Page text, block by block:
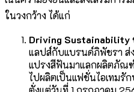
ในวงกว้าง ได้แก่
Driving Sustainability
แลปส์กับแบรนด์ภิพัชรา ส่
แปรงสีฟันมาแลกผลิตภัณ
ไปผลิตเป็นแฟชั่นไอเทมรั